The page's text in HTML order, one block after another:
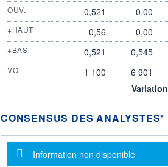
OUV. 0,521 0,00
+HAUT 0,56 0,00
+BAS 0,521 0,545
VOL. 1 100 6 901
CONSENSUS DES ANALYSTES*
Message d'information
Information non disponible